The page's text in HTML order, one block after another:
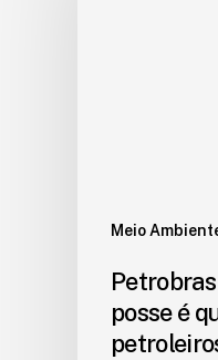
Meio
posse é